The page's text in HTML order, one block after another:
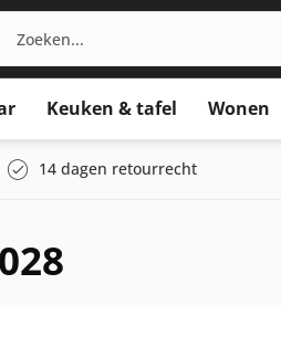
Keuken & tafel Wonen
14 dagen retourrecht